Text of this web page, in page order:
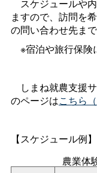
スケジュールや
ますので、訪問を
の問い合わせ先ま
※宿泊や旅行保険
しまね就農支援
のページはこちら
【スケジュール例】
農業体